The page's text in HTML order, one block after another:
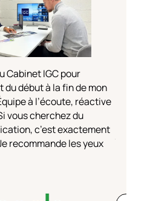
Cabinet IGC pour
du début à la fin de mon
à l’écoute, réactive
vous cherchez du
c’est exactement
recommande les yeux